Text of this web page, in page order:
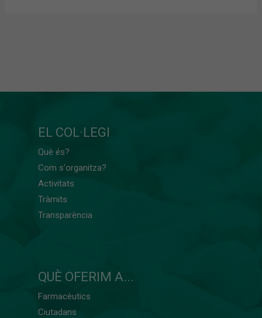
EL COL·LEGI
Què és?
Com s'organitza?
Activitats
Tràmits
Transparència
QUÈ OFERIM A...
Farmacèutics
Ciutadans